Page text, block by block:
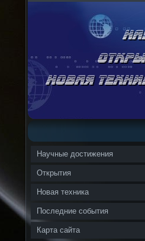
Научные достижения
Открытия
Новая техника
Последние события
Карта сайта